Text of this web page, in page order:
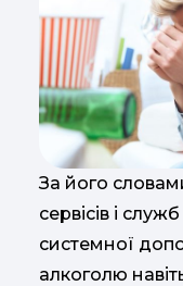
За його
сервісів і
системної
алкоголю